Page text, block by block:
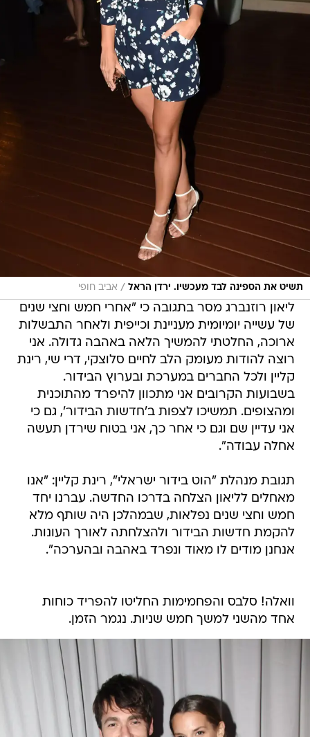
תשיט את הספינה לבד מעכשיו. ירדן הראל / אביב חופי
ליאון רוזנברג מסר בתגובה כי "אחרי חמש וחצי שנים
של עשייה יומיומית מעניינת וכייפית ולאחר התבשלות
ארוכה, החלטתי להמשיך הלאה באהבה גדולה. אני
רוצה להודות מעומק הלב לחיים סלוצקי, דרי שי, רינת
קליין ולכל החברים במערכת ובערוץ הבידור.
בשבועות הקרובים אני מתכוון להיפרד מהתוכנית
ומהצופים. תמשיכו לצפות ב'חדשות הבידור', גם כי
אני עדיין שם וגם כי אחר כך, אני בטוח שירדן תעשה
אחלה עבודה".
תגובת מנהלת "הוט בידור ישראלי", רינת קליין: "אנו
מאחלים לליאון הצלחה בדרכו החדשה. עברנו יחד
חמש וחצי שנים נפלאות, שבמהלכן היה שותף מלא
להקמת חדשות הבידור ולהצלחתה לאורך העונות.
אנחנן מודים לו מאוד ונפרד באהבה ובהערכה".
וואלה! סלבס והפחמימות החליטו להפריד כוחות
אחד מהשני למשך חמש שניות. נגמר הזמן.